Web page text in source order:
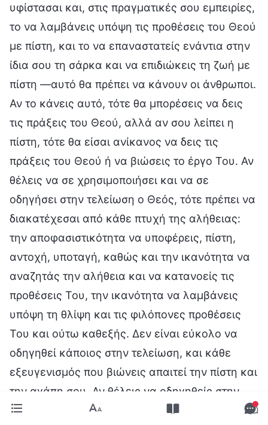
υφίστασαι και, στις πραγματικές σου εμπειρίες,
το να λαμβάνεις υπόψη τις προθέσεις του Θεού
με πίστη, και το να επαναστατείς ενάντια στην
ίδια σου τη σάρκα και να επιδιώκεις τη ζωή με
πίστη —αυτό θα πρέπει να κάνουν οι άνθρωποι.
Αν το κάνεις αυτό, τότε θα μπορέσεις να δεις
τις πράξεις του Θεού, αλλά αν σου λείπει η
πίστη, τότε θα είσαι ανίκανος να δεις τις
πράξεις του Θεού ή να βιώσεις το έργο Του. Αν
θέλεις να σε χρησιμοποιήσει και να σε
οδηγήσει στην τελείωση ο Θεός, τότε πρέπει να
διακατέχεσαι από κάθε πτυχή της αλήθειας:
την αποφασιστικότητα να υποφέρεις, πίστη,
αντοχή, υποταγή, καθώς και την ικανότητα να
αναζητάς την αλήθεια και να κατανοείς τις
προθέσεις Του, την ικανότητα να λαμβάνεις
υπόψη τη θλίψη και τις φιλόπονες προθέσεις
Του και ούτω καθεξής. Δεν είναι εύκολο να
οδηγηθεί κάποιος στην τελείωση, και κάθε
εξευγενισμός που βιώνεις απαιτεί την πίστη και
την αγάπη σου. Αν θέλεις να οδηγηθείς στην
τελείωση από τον Θεό, δεν αρκεί να τρέχεις